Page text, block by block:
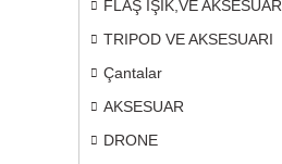
FLAŞ IŞIK,VE AKSESUARI
TRIPOD VE AKSESUARI
Çantalar
AKSESUAR
DRONE